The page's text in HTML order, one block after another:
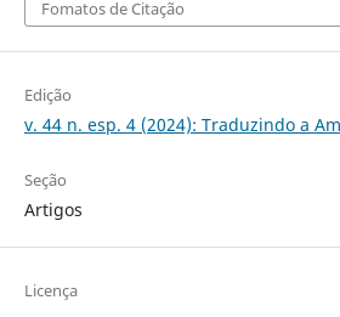
Fomatos de Citação
Edição
v. 44 n. esp. 4 (2024): Traduzindo a
Seção
Artigos
Licença